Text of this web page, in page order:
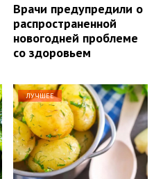
Врачи предупредили о
распространенной
новогодней проблеме
со здоровьем
ЛУЧШЕЕ